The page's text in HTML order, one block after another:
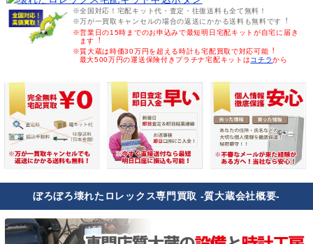
※全国対応！宅配キット代・査定・往復送料も全て無料！
※万が一買取キャンセルの場合の返送にかかる送料も無料です︕
※営業日の15時までのお申込みで最短明日宅配キットが自宅に届き
ます︕
※質大蔵は時価30万円を超える時計も宅配買取で対応可能︕
最大500万円の運送保険付きプラチナ宅配キットはコチラから
ぼろぼろ壊れたロレックス専門買取 -質大蔵会社概要-